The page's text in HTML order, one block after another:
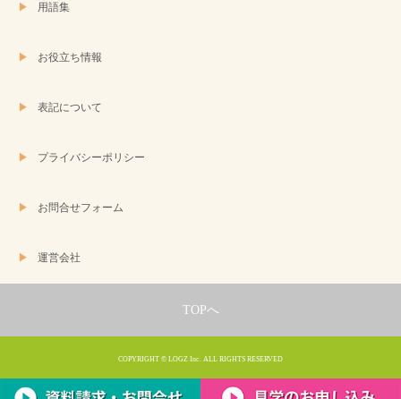
用語集
お役立ち情報
表記について
プライバシーポリシー
お問合せフォーム
運営会社
TOPへ
COPYRIGHT © LOGZ Inc. ALL RIGHTS RESERVED